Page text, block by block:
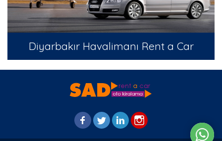
Diyarbakır Havalimanı Rent a Car